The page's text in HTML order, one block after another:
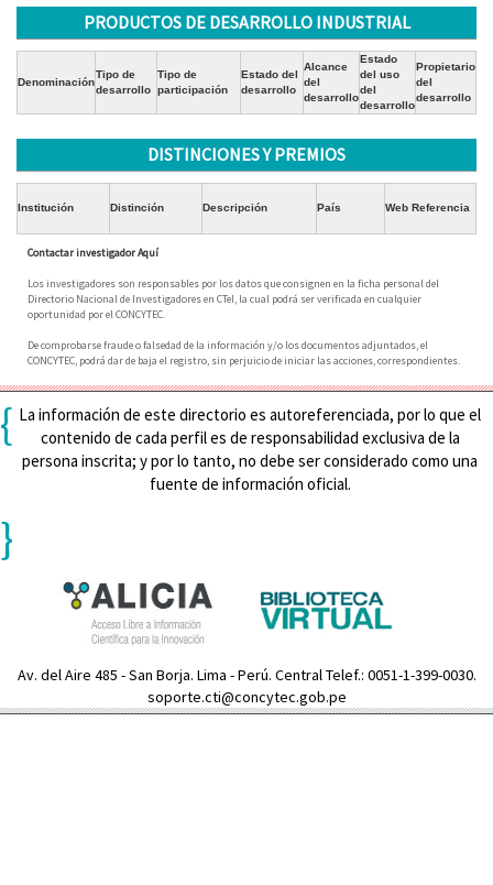
PRODUCTOS DE DESARROLLO INDUSTRIAL
Denominación
Tipo de
desarrollo
Tipo de
participación
Estado del
desarrollo
Alcance
del
desarrollo
Estado
del uso
del
desarrollo
Propietario
del
desarrollo
DISTINCIONES Y PREMIOS
Institución Distinción Descripción País Web Referencia
Contactar investigador Aquí
Los investigadores son responsables por los datos que consignen en la ficha personal del
Directorio Nacional de Investigadores en CTeI, la cual podrá ser verificada en cualquier
oportunidad por el CONCYTEC.
De comprobarse fraude o falsedad de la información y/o los documentos adjuntados, el
CONCYTEC, podrá dar de baja el registro, sin perjuicio de iniciar las acciones, correspondientes.
{ La información de este directorio es autoreferenciada, por lo que el
contenido de cada perfil es de responsabilidad exclusiva de la
persona inscrita; y por lo tanto, no debe ser considerado como una
fuente de información oficial.
}
Av. del Aire 485 - San Borja. Lima - Perú. Central Telef.: 0051-1-399-0030.
soporte.cti@concytec.gob.pe